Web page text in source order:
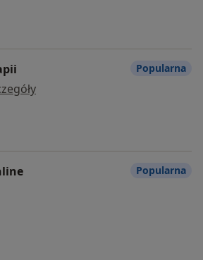
Kontynuacja terapii
Popularna
online
Popularna